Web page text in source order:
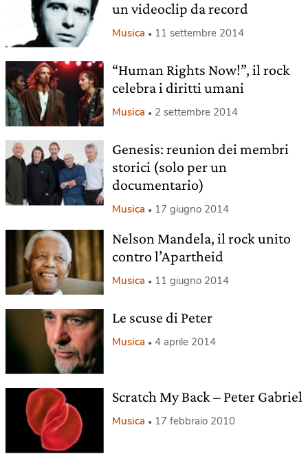
un videoclip da record
Musica 11 settembre 2014
“Human Rights Now!”, il rock
celebra i diritti umani
Musica 2 settembre 2014
Genesis: reunion dei membri
storici (solo per un
documentario)
Musica 17 giugno 2014
Nelson Mandela, il rock unito
contro l’Apartheid
Musica 11 giugno 2014
Le scuse di Peter
Musica 4 aprile 2014
Scratch My Back – Peter Gabriel
Musica 17 febbraio 2010